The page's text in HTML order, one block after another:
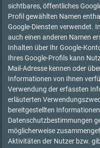
sichtbares, öffentliches
Profil gewählten Namen
Google-Diensten verwendet.
auch einen anderen Namen
Inhalten über Ihr Google-
Ihres Google-Profils kann
Mail-Adresse kennen oder
Informationen von Ihnen
Verwendung der erfassten
erläuterten
bereitgestellten
Datenschutzbestimmungen
möglicherweise
Aktivitäten der Nutzer bzw.